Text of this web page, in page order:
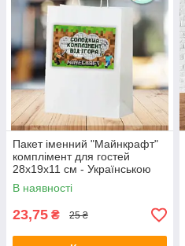
Пакет іменний "Майнкрафт"
комплімент для гостей
28х19х11 см - Українською
В наявності
23,75 ₴ 25 ₴